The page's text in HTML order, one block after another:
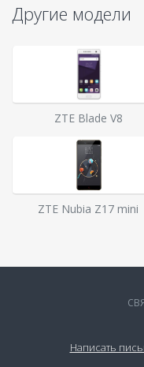
Другие модели
ZTE Blade V8
ZTE Nubia Z17 mini
Написать